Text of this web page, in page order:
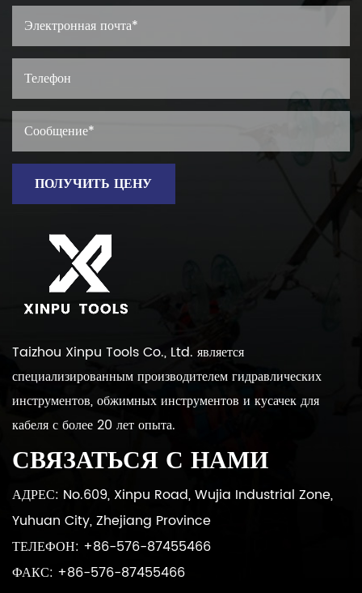
ПОЛУЧИТЬ ЦЕНУ
Taizhou Xinpu Tools Co., Ltd. является
специализированным производителем гидравлических
инструментов, обжимных инструментов и кусачек для
кабеля с более 20 лет опыта.
СВЯЗАТЬСЯ С НАМИ
АДРЕС: No.609, Xinpu Road, Wujia Industrial Zone,
Yuhuan City, Zhejiang Province
ТЕЛЕФОН: +86-576-87455466
ФАКС: +86-576-87455466